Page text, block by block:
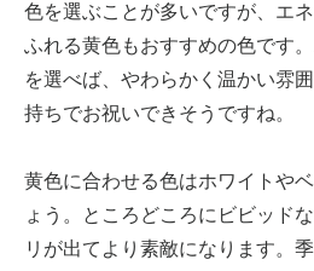
色を選ぶことが多いですが、エ
ふれる黄色もおすすめの色です
を選べば、やわらかく温かい雰
持ちでお祝いできそうですね。
黄色に合わせる色はホワイトや
ょう。ところどころにビビッド
リが出てより素敵になります。